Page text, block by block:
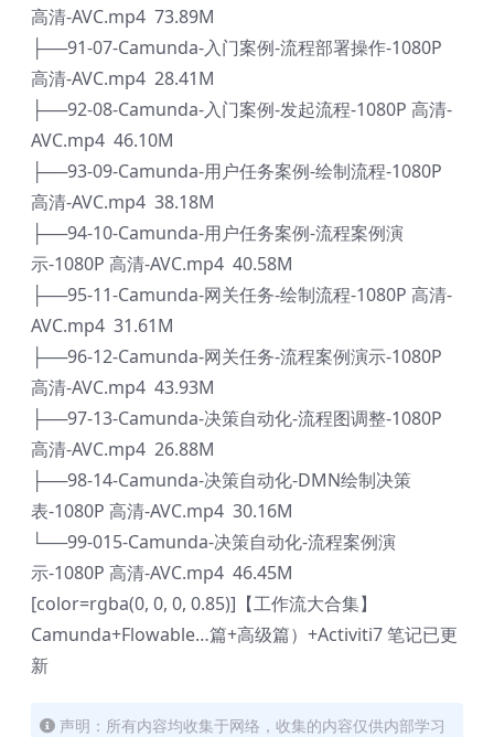
高清-AVC.mp4 73.89M
├──91-07-Camunda-入门案例-流程部署操作-1080P
高清-AVC.mp4 28.41M
├──92-08-Camunda-入门案例-发起流程-1080P 高清-
AVC.mp4 46.10M
├──93-09-Camunda-用户任务案例-绘制流程-1080P
高清-AVC.mp4 38.18M
├──94-10-Camunda-用户任务案例-流程案例演
示-1080P 高清-AVC.mp4 40.58M
├──95-11-Camunda-网关任务-绘制流程-1080P 高清-
AVC.mp4 31.61M
├──96-12-Camunda-网关任务-流程案例演示-1080P
高清-AVC.mp4 43.93M
├──97-13-Camunda-决策自动化-流程图调整-1080P
高清-AVC.mp4 26.88M
├──98-14-Camunda-决策自动化-DMN绘制决策
表-1080P 高清-AVC.mp4 30.16M
└──99-015-Camunda-决策自动化-流程案例演
示-1080P 高清-AVC.mp4 46.45M
[color=rgba(0, 0, 0, 0.85)] 【工作流大合集】
Camunda+Flowable…篇+高级篇）+Activiti7 笔记已更
新
声明：所有内容均收集于网络，收集的内容仅供内部学习